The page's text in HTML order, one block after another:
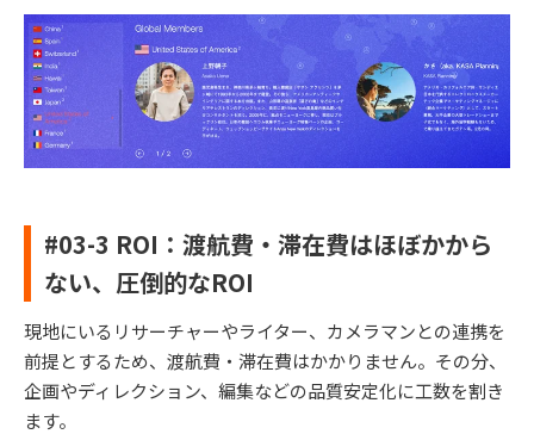
#03-3 ROI：渡航費・滞在費はほぼかから
ない、圧倒的なROI
現地にいるリサーチャーやライター、カメラマンとの連携を
前提とするため、渡航費・滞在費はかかりません。その分、
企画やディレクション、編集などの品質安定化に工数を割き
ます。